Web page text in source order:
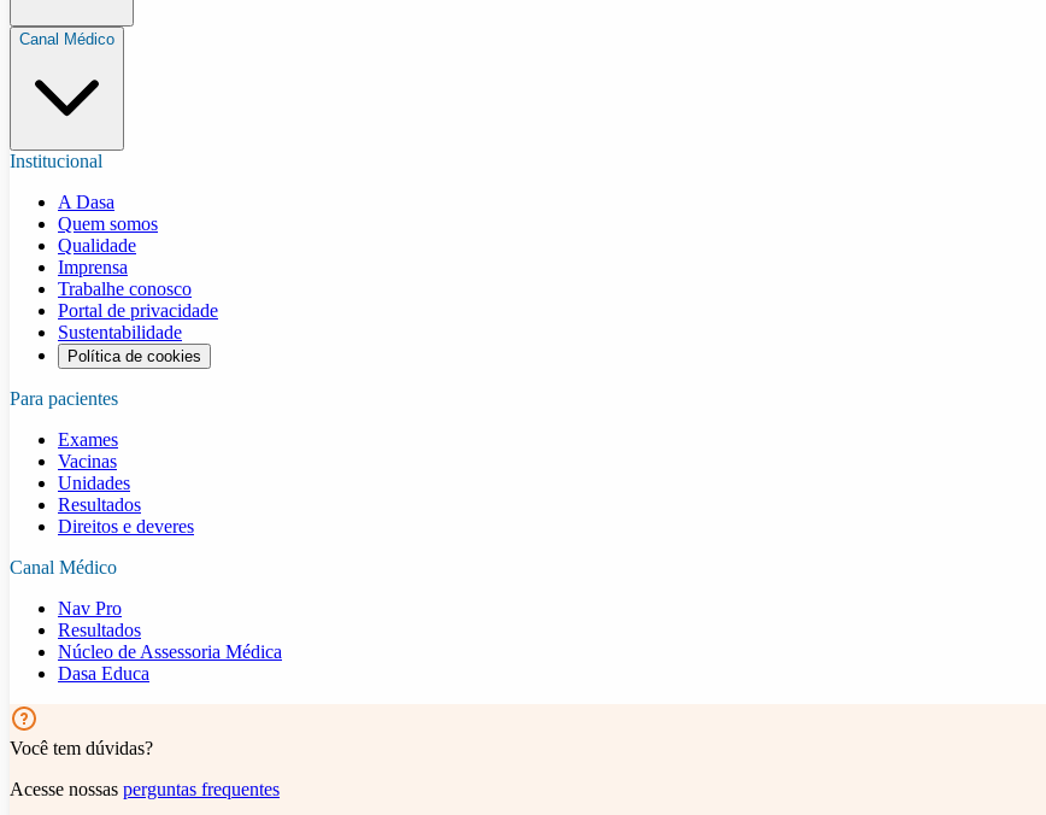
Canal Médico
Institucional
A Dasa
Quem somos
Qualidade
Imprensa
Trabalhe conosco
Portal de privacidade
Sustentabilidade
Política de cookies
Para pacientes
Exames
Vacinas
Unidades
Resultados
Direitos e deveres
Canal Médico
Nav Pro
Resultados
Núcleo de Assessoria Médica
Dasa Educa
Você tem dúvidas?
Acesse nossas perguntas frequentes